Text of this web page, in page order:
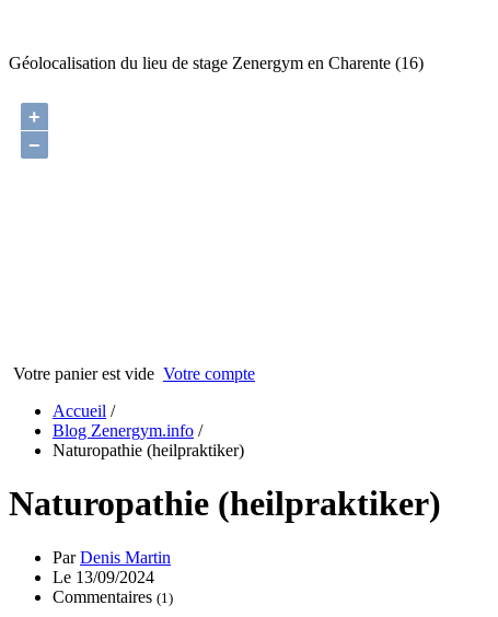
Géolocalisation du lieu de stage Zenergym en Charente (16)
+
−
Votre panier est vide Votre compte
Accueil /
Blog Zenergym.info /
Naturopathie (heilpraktiker)
Naturopathie (heilpraktiker)
ParDenis Martin
Le 13/09/2024
Commentaires (1)